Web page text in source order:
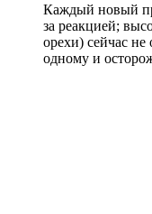
Каждый новый
за реакцией;
орехи) сейчас
одному и